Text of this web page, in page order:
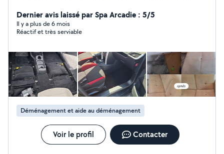
moquettes et intérieurs de voiture. J'utilise des
méthodes professionnelles et des produits adaptés
pour un résultat soigné, efficace et respectueux des
travail de qualité avec un excellent rapport qualité-prix.
Interventions a domicile ou sur site Devis rapide sur
demande
Dernier avis laissé par Spa Arcadie : 5/5
Il y a plus de 6 mois
Réactif et très serviable
Déménagement et aide au déménagement
Voir le profil Contacter